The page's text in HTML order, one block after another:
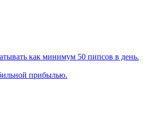
как минимум 50 пипсов в день.
прибылью.